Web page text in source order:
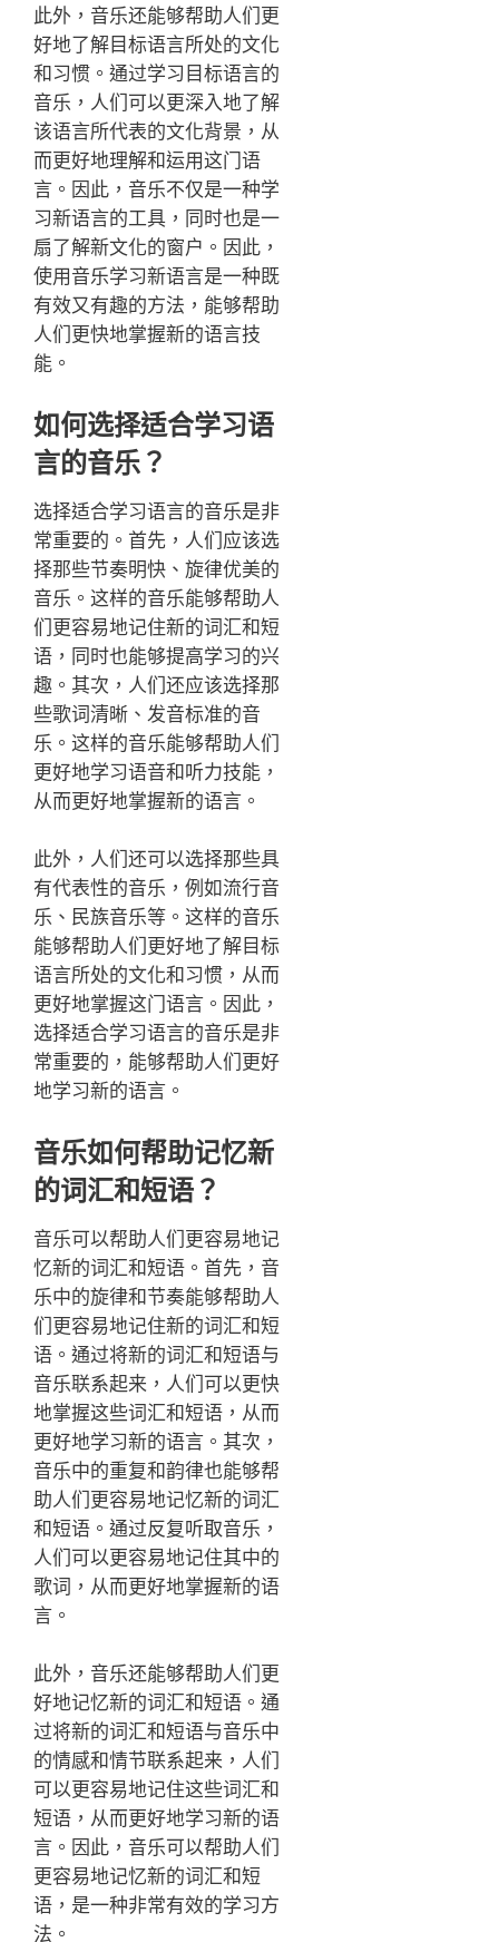
此外，音乐还能够帮助人们更
好地了解目标语言所处的文化
和习惯。通过学习目标语言的
音乐，人们可以更深入地了解
该语言所代表的文化背景，从
而更好地理解和运用这门语
言。因此，音乐不仅是一种学
习新语言的工具，同时也是一
扇了解新文化的窗户。因此，
使用音乐学习新语言是一种既
有效又有趣的方法，能够帮助
人们更快地掌握新的语言技
能。
如何选择适合学习语
言的音乐？
选择适合学习语言的音乐是非
常重要的。首先，人们应该选
择那些节奏明快、旋律优美的
音乐。这样的音乐能够帮助人
们更容易地记住新的词汇和短
语，同时也能够提高学习的兴
趣。其次，人们还应该选择那
些歌词清晰、发音标准的音
乐。这样的音乐能够帮助人们
更好地学习语音和听力技能，
从而更好地掌握新的语言。
此外，人们还可以选择那些具
有代表性的音乐，例如流行音
乐、民族音乐等。这样的音乐
能够帮助人们更好地了解目标
语言所处的文化和习惯，从而
更好地掌握这门语言。因此，
选择适合学习语言的音乐是非
常重要的，能够帮助人们更好
地学习新的语言。
音乐如何帮助记忆新
的词汇和短语？
音乐可以帮助人们更容易地记
忆新的词汇和短语。首先，音
乐中的旋律和节奏能够帮助人
们更容易地记住新的词汇和短
语。通过将新的词汇和短语与
音乐联系起来，人们可以更快
地掌握这些词汇和短语，从而
更好地学习新的语言。其次，
音乐中的重复和韵律也能够帮
助人们更容易地记忆新的词汇
和短语。通过反复听取音乐，
人们可以更容易地记住其中的
歌词，从而更好地掌握新的语
言。
此外，音乐还能够帮助人们更
好地记忆新的词汇和短语。通
过将新的词汇和短语与音乐中
的情感和情节联系起来，人们
可以更容易地记住这些词汇和
短语，从而更好地学习新的语
言。因此，音乐可以帮助人们
更容易地记忆新的词汇和短
语，是一种非常有效的学习方
法。